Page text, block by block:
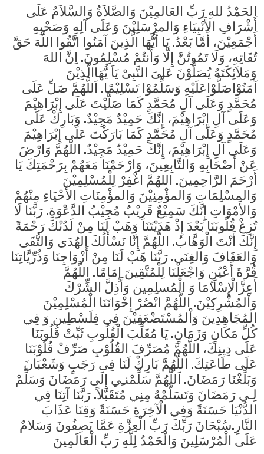
الحَمْدُ للهِ رَبِّ العَالمِيْنَ وَالصَّلاَةُ وَالسَّلاَمُ عَلَى
أَشْرَافِ الأَنْبِيَاءِ وَالمرْسَلِيْنَ وَعَلَى آلِهِ وَصَحْبِهِ
أَجْمَعِيْنَ، أَمَّا بَعْدُ. يَا أَيُّهَا الَّذِينَ آمَنُوا اتَّقُوا اللَّهَ حَقَّ
تُقَاتِهِ، وَلَا تَمُوتُنَّ إِلَّا وَأَنتُمْ مُسْلِمُونَ. اِنَّ اللهَ
وَمَلاَئِكَتَهُ يُصَلُّوْنَ عَلىَ النَّبِىْ يَاَ يُّهَاالَّذِيْنَ
آمَنُوْاصَلُّوْاعَلَيْهِ وَسَلِّمُوْا تَسْلِيْمًا. اَللَّهُمَّ صَلِّ عَلَى
مُحَمَّدٍ وَعَلَى آلِ مُحَمَّدٍ كَمَا صَلَّيْتَ عَلَى إِبْرَاهِيْمَ
وَعَلَى آلِ إِبْرَاهِيْمَ، إِنَّكَ حَمِيْدٌ مَجِيْدٌ. وَبَارِكْ عَلَى
مُحَمَّدٍ وَعَلَى آلِ مُحَمَّدٍ كَمَا بَارَكْتَ عَلَى إِبْرَاهِيْمَ
وَعَلَى آلِ إِبْرَاهِيْمَ، إِنَّكَ حَمِيْدٌ مَجِيْدٌ. اللَّهُمَّ وَارْضَ
عَنْ أَصْحَابِهِ وَالتَّابِعِينَ، وَارْحَمْنَا مَعَهُمْ بِرَحْمَتِكَ يَا
أَرْحَمَ الرَّاحِمِينَ. اللهُمَّ اغْفِرْ لِلْمُسْلِمِيْنَ
وَالمسْلِمَاتِ وَالمؤْمِنِيْنَ وَالمؤْمِنَاتِ الأَحْيَاءِ مِنْهُمْ
وَالأَمْوَاتِ إِنَّكَ سَمِيْعٌ قَرِيْبٌ مُجِيْبُ الدَّعْوَةِ. رَبَّنَا لَا
تُزِغْ قُلُوبَنَا بَعْدَ إِذْ هَدَيْتَنَا وَهَبْ لَنَا مِنْ لَدُنْكَ رَحْمَةً
إِنَّكَ أَنْتَ الْوَهَّابُ. اللَّهُمَّ إِنَّا نَسْأَلُكَ الهُدَى وَالتُّقَى
وَالعَفَافَ وَالغِنَى. رَبَّنَا هَبْ لَنَا مِنْ أَزْوَاجِنَا وَذُرِّيَّاتِنَا
قُرَّةَ أَعْيُنٍ وَاجْعَلْنَا لِلْمُتَّقِينَ إِمَامًا. اللَّهُمَّ
أَعِزَّالْإِسْلَامَا وَ الْمُسلِمِين وَأَذِلَّ الشِّرْكَ
وَاْلمُشْرِكِيْنَ. اللَّهُمَّ انْصُرْ إِخْوَانَنَا الْمُسْلِمِيْنَ
المُجَاهِدِينَ وَاْلمُسْتَضْعَفِيْنَ فِي فِلَسْطِين وَ فِي
كُلِّ مَكَانٍ وَزَمَانٍ. يَا مُقَلِّبَ الْقُلُوبِ ثَبِّتْ قُلُوبَنَا
عَلَى دِينِكَ، اللَّهُمَّ مُصَرِّفَ القُلُوْبِ صَرِّفْ قُلُوْبَنَا
عَلَى طَاعَتِكَ. اللَّهُمَّ بَارِكْ لَنَا فِى رَجَبٍ وَشَعْبَانَ
وَبَلِّغْنَا رَمَضَانَ. اَللَّهُمَّ سَلِّمْنـِي إِلَى رَمَضَانَ وَسَلِّمْ
لِـي رَمَضَانَ وَتَسَلَّمْهُ مِنِي مُتَقَبَّلاً. رَبَّنَا آتِنَا فِي
الدُّنْيَا حَسَنَةً وَفِي الْآخِرَةِ حَسَنَةً وَقِنَا عَذَابَ
النَّارِ.سُبْحَانَ رَبِّكَ رَبِّ الْعِزَّةِ عَمَّا يَصِفُونَ وَسَلامٌ
عَلَى الْمُرْسَلِينَ وَالْحَمْدُ لِلَّهِ رَبِّ الْعَالَمِينَ